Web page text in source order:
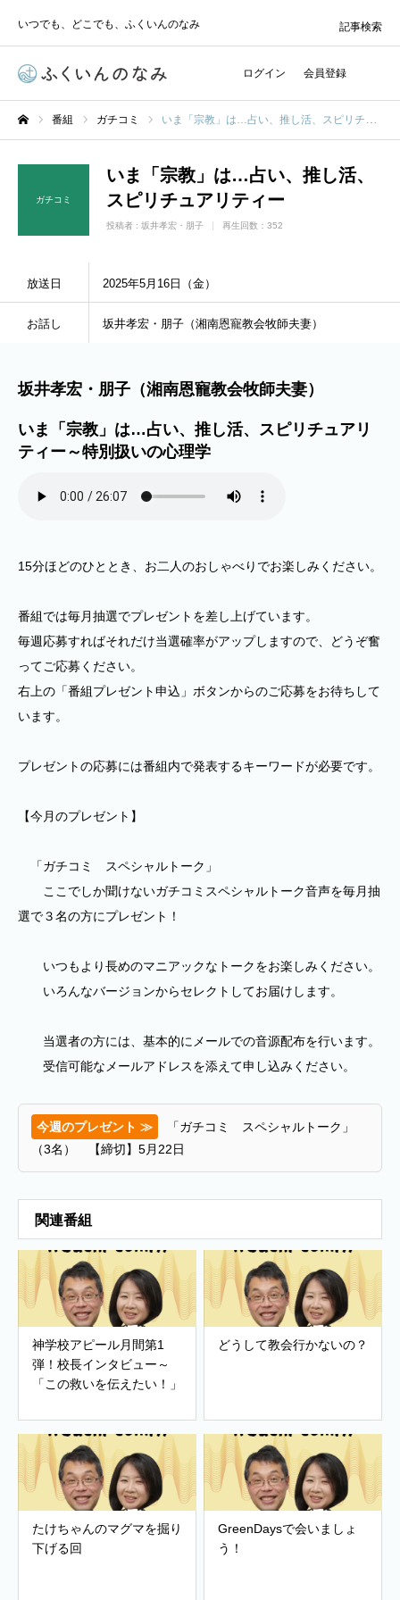
いつでも、どこでも、ふくいんのなみ
ログイン 会員登録
記事検索
番組 ガチコミ いま「宗教」は…占い、推し活、スピリチュアリティー
ガチコミ
いま「宗教」は…占い、推し活、
スピリチュアリティー
投稿者 : 坂井孝宏・朋子 再生回数：352
放送日 2025年5月16日（金）
お話し 坂井孝宏・朋子（湘南恩寵教会牧師夫妻）
坂井孝宏・朋子（湘南恩寵教会牧師夫妻）
いま「宗教」は…占い、推し活、スピリチュアリ
ティー～特別扱いの心理学
15分ほどのひととき、お二人のおしゃべりでお楽しみください。
番組では毎月抽選でプレゼントを差し上げています。
毎週応募すればそれだけ当選確率がアップしますので、どうぞ奮
ってご応募ください。
右上の「番組プレゼント申込」ボタンからのご応募をお待ちして
います。
プレゼントの応募には番組内で発表するキーワードが必要です。
【今月のプレゼント】
「ガチコミ スペシャルトーク」
ここでしか聞けないガチコミスペシャルトーク音声を毎月抽
選で３名の方にプレゼント！
いつもより長めのマニアックなトークをお楽しみください。
いろんなバージョンからセレクトしてお届けします。
当選者の方には、基本的にメールでの音源配布を行います。
受信可能なメールアドレスを添えて申し込みください。
今週のプレゼント ≫
「ガチコミ スペシャルトーク」
（3名） 【締切】5月22日
関連番組
神学校アピール月間第1
弾！校長インタビュー～
「この救いを伝えたい！」
どうして教会行かないの？
たけちゃんのマグマを掘り
下げる回
GreenDaysで会いましょ
う！